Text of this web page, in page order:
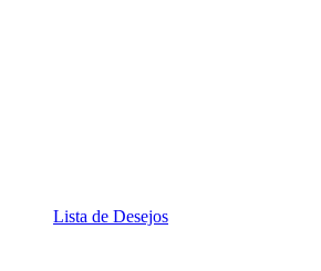
Lista de Desejos